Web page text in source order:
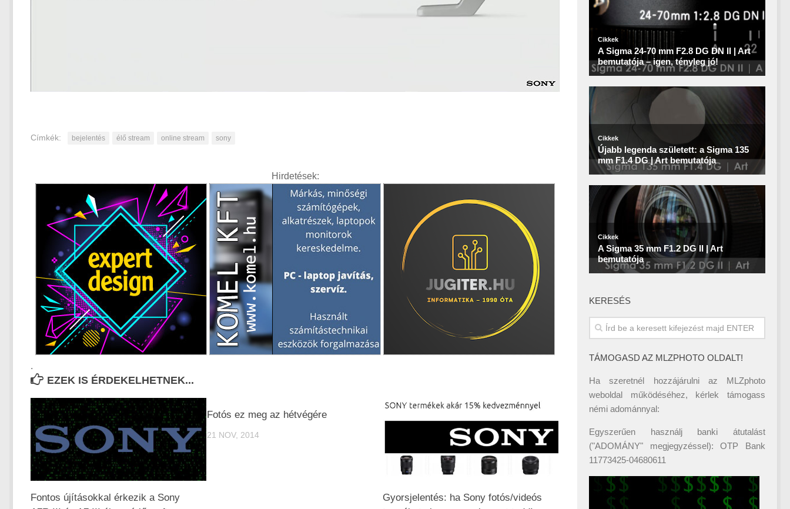
Címkék: bejelentés élő stream online stream sony
Hirdetések:
.
EZEK IS ÉRDEKELHETNEK...
Fontos újításokkal érkezik a Sony
Fotós ez meg az hétvégére
21 NOV, 2014
Gyorsjelentés: ha Sony fotós/videós
KERESÉS
TÁMOGASD AZ MLZPHOTO OLDALT!
Ha szeretnél hozzájárulni az MLZphoto
weboldal működéséhez, kérlek támogass
némi adománnyal:
Egyszerűen használj banki átutalást
("ADOMÁNY" megjegyzéssel): OTP Bank
11773425-04680611